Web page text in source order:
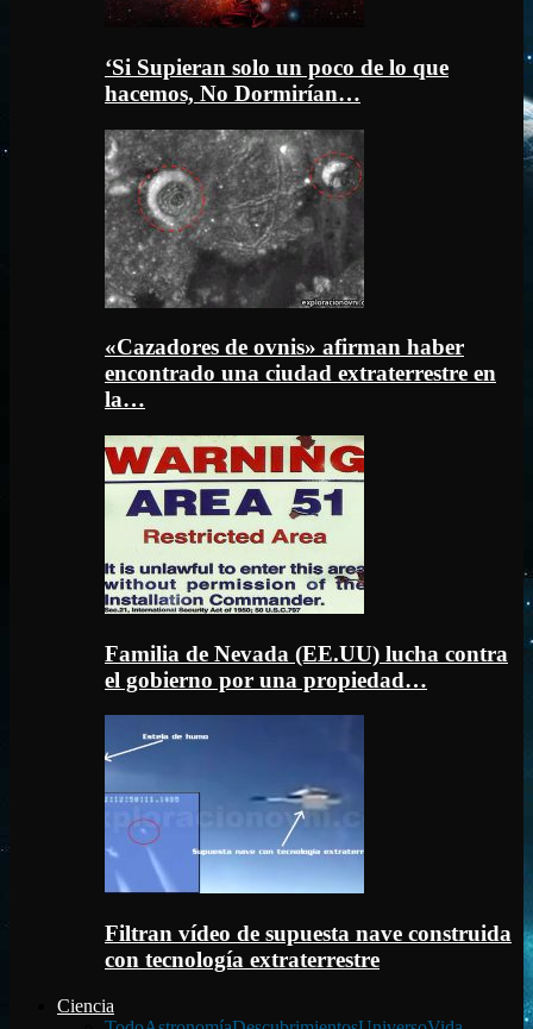
‘Si Supieran solo un poco de lo que
hacemos, No Dormirían…
«Cazadores de ovnis» afirman haber
encontrado una ciudad extraterrestre en
la…
Familia de Nevada (EE.UU) lucha contra
el gobierno por una propiedad…
Filtran vídeo de supuesta nave construida
con tecnología extraterrestre
Ciencia